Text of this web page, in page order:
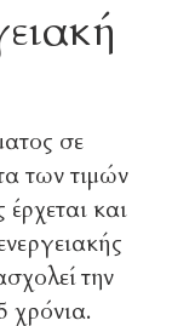
σε
των τιμών
και
την
χρόνια.